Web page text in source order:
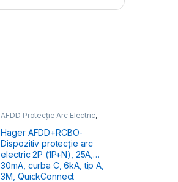
AFDD Protecție Arc Electric,
Aparataj Modular de Protecție
Distribuția Energiei
Hager AFDD+RCBO-
Dispozitiv protecție arc
electric 2P (1P+N), 25A,
30mA, curba C, 6kA, tip A,
3M, QuickConnect